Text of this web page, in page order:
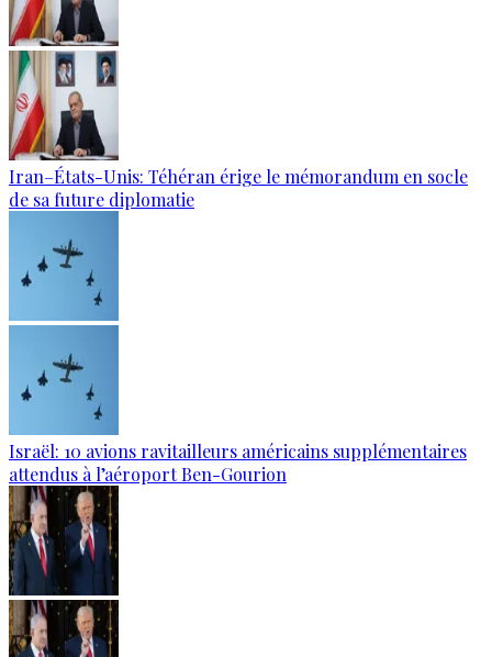
Iran–États-Unis: Téhéran érige le mémorandum en socle
de sa future diplomatie
Israël: 10 avions ravitailleurs américains supplémentaires
attendus à l’aéroport Ben-Gourion